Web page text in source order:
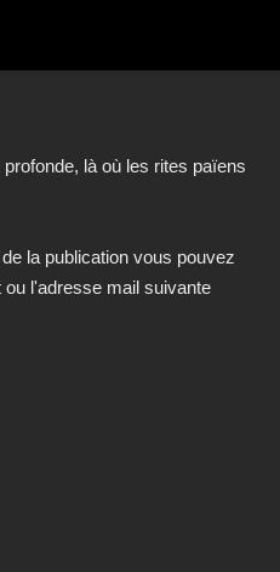
là où les rites païens
la publication vous pouvez
l'adresse mail suivante